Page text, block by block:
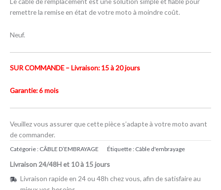
remettre la remise en état de votre moto à moindre coût.
Neuf.
SUR COMMANDE – Livraison: 15 à 20 jours
Garantie: 6 mois
Veuillez vous assurer que cette pièce s’adapte à votre moto avant
de commander.
Catégorie : CÂBLE D’EMBRAYAGE Étiquette : Câble d'embrayage
Livraison 24/48H et 10 à 15 jours
Livraison rapide en 24 ou 48h chez vous, afin de satisfaire au